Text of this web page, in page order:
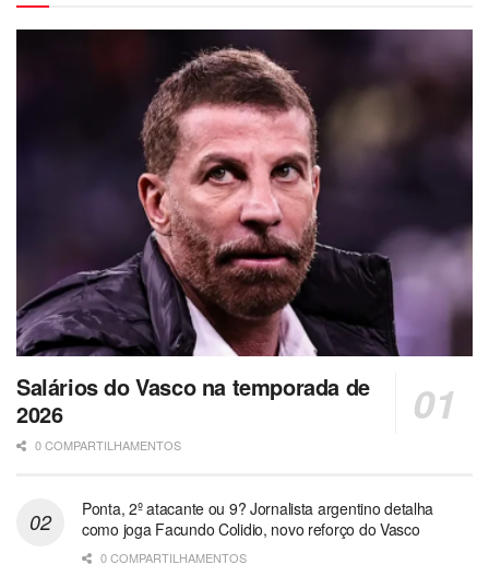
Salários do Vasco na temporada de
2026
0 COMPARTILHAMENTOS
Ponta, 2º atacante ou 9? Jornalista argentino detalha
como joga Facundo Colidio, novo reforço do Vasco
0 COMPARTILHAMENTOS